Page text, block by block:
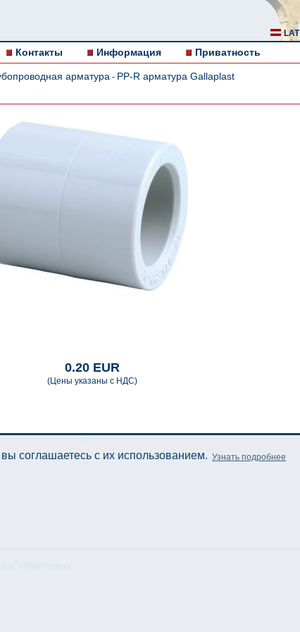
LAT
Контакты Информация Приватность
арматура - PP-R арматура Gallaplast
0.20 EUR
(Цены указаны с НДС)
соглашаетесь с их использованием. Узнать подробнее